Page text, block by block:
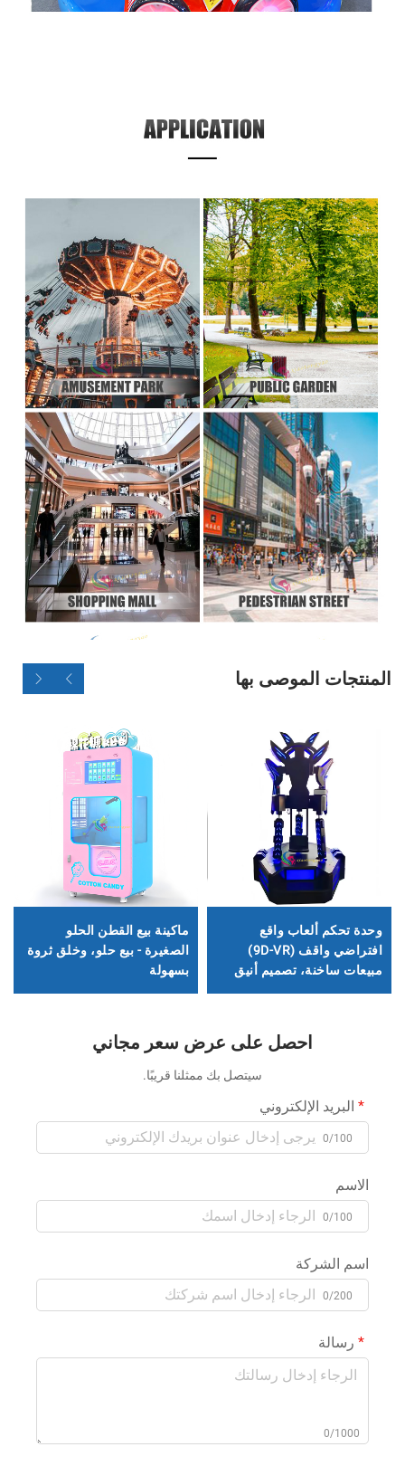
المنتجات الموصى بها
وحدة تحكم ألعاب واقع
افتراضي واقف (9D-VR)
مبيعات ساخنة، تصميم أنيق
ماكينة بيع القطن الحلو
الصغيرة - بيع حلو، وخلق ثروة
بسهولة
احصل على عرض سعر مجاني
سيتصل بك ممثلنا قريبًا.
البريد الإلكتروني
0/100
الاسم
0/100
اسم الشركة
0/200
رسالة
0/1000